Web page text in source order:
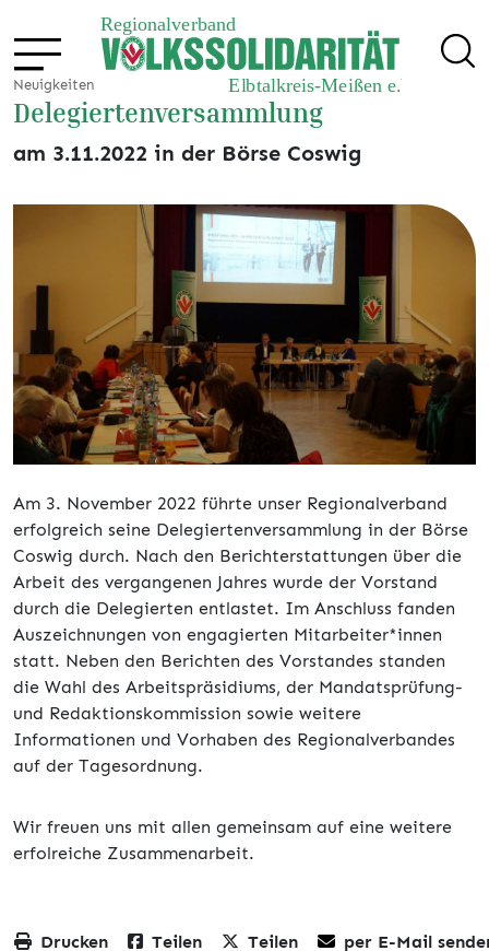
Neuigkeiten
Delegiertenversammlung
am 3.11.2022 in der Börse Coswig
Am 3. November 2022 führte unser Regionalverband
erfolgreich seine Delegiertenversammlung in der Börse
Coswig durch. Nach den Berichterstattungen über die
Arbeit des vergangenen Jahres wurde der Vorstand
durch die Delegierten entlastet. Im Anschluss fanden
Auszeichnungen von engagierten Mitarbeiter*innen
statt. Neben den Berichten des Vorstandes standen
die Wahl des Arbeitspräsidiums, der Mandatsprüfung-
und Redaktionskommission sowie weitere
Informationen und Vorhaben des Regionalverbandes
auf der Tagesordnung.
Wir freuen uns mit allen gemeinsam auf eine weitere
erfolreiche Zusammenarbeit.
Drucken Teilen Teilen per E-Mail